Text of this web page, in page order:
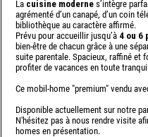
La cuisine moderne s’intègre
agrémenté d’un canapé, d’un coin
bibliothèque au caractère affirmé.
Prévu pour accueillir jusqu’à 4 ou 6
bien-être de chacun grâce à une
suite parentale. Spacieux, raffiné et
profiter de vacances en toute
Ce mobil-home "premium" vendu
Disponible actuellement sur notre
N'hésitez pas à nous rendre visite
homes en présentation.